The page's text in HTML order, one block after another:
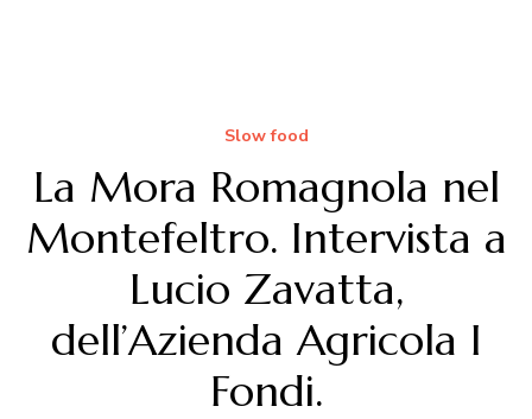
Slow food
La Mora Romagnola nel
Montefeltro. Intervista a
Lucio Zavatta,
dell’Azienda Agricola I
Fondi.